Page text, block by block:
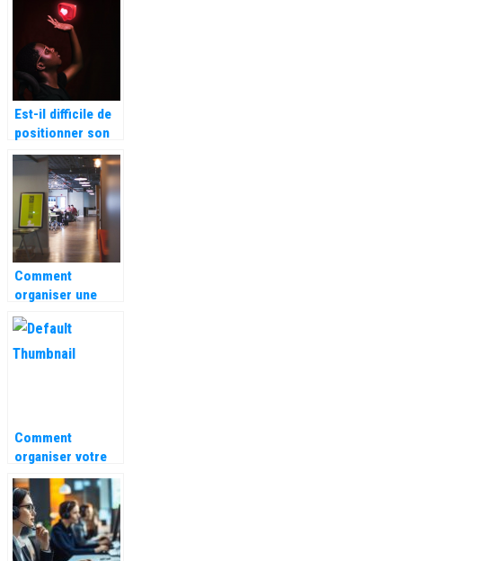
Est-il difficile de
positionner son
site a la premiere
page d’un moteur
de recherche ?
Comment
organiser une
conférence en
quelques étapes ?
Comment
organiser votre
entreprise de
maniere a en
assurer la
reussite ?